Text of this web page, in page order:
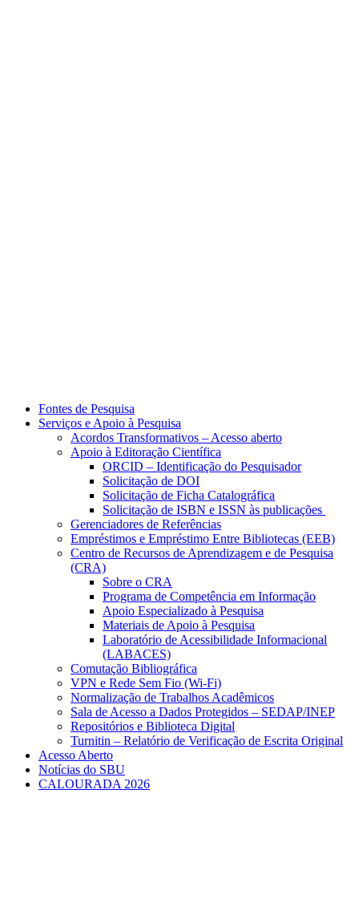
Fontes de Pesquisa
Serviços e Apoio à Pesquisa
Acordos Transformativos – Acesso aberto
Apoio à Editoração Científica
ORCID – Identificação do Pesquisador
Solicitação de DOI
Solicitação de Ficha Catalográfica
Solicitação de ISBN e ISSN às publicações
Gerenciadores de Referências
Empréstimos e Empréstimo Entre Bibliotecas (EEB)
Centro de Recursos de Aprendizagem e de Pesquisa
(CRA)
Sobre o CRA
Programa de Competência em Informação
Apoio Especializado à Pesquisa
Materiais de Apoio à Pesquisa
Laboratório de Acessibilidade Informacional
(LABACES)
Comutação Bibliográfica
VPN e Rede Sem Fio (Wi-Fi)
Normalização de Trabalhos Acadêmicos
Sala de Acesso a Dados Protegidos – SEDAP/INEP
Repositórios e Biblioteca Digital
Turnitin – Relatório de Verificação de Escrita Original
Acesso Aberto
Notícias do SBU
CALOURADA 2026